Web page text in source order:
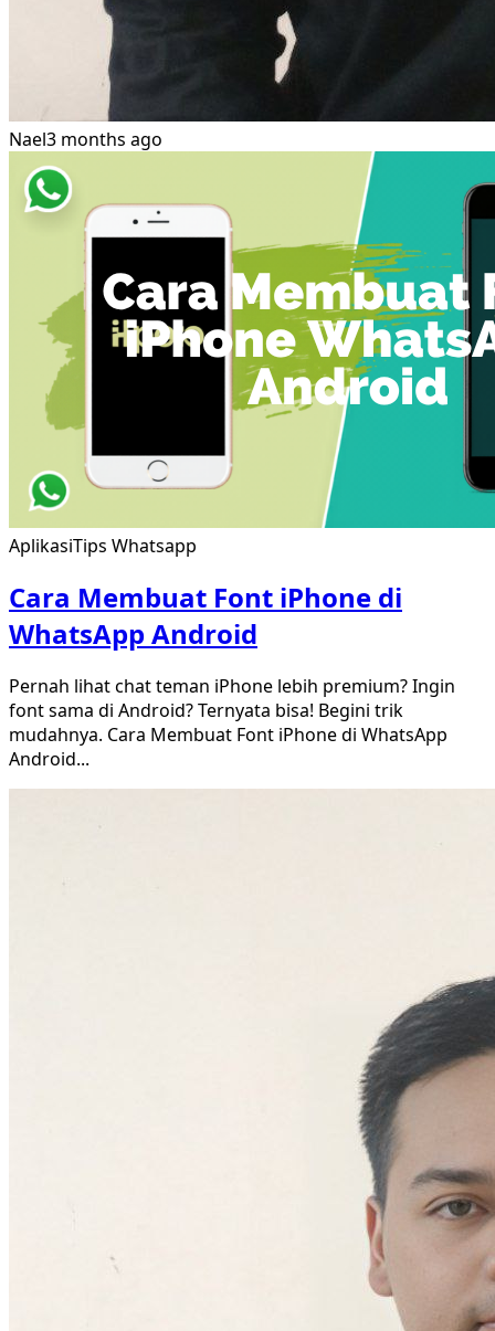
Nael3 months ago
AplikasiTips Whatsapp
Cara Membuat Font iPhone di
WhatsApp Android
Pernah lihat chat teman iPhone lebih premium? Ingin
font sama di Android? Ternyata bisa! Begini trik
mudahnya. Cara Membuat Font iPhone di WhatsApp
Android...